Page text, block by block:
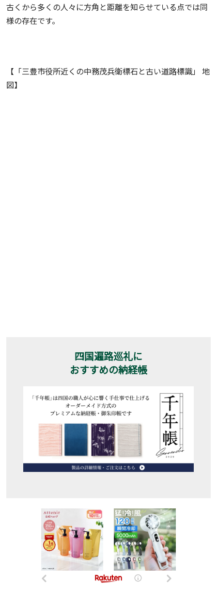
古くから多くの人々に方角と距離を知らせている点では同
様の存在です。
【「三豊市役所近くの中務茂兵衛標石と古い道路標識」 地
図】
四国遍路巡礼に
おすすめの納経帳